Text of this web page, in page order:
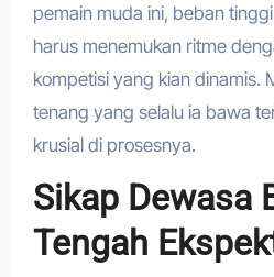
pemain muda ini, beban
harus menemukan ritme
kompetisi yang kian dinamis.
tenang yang selalu ia bawa
krusial di prosesnya.
Sikap Dewasa
Tengah